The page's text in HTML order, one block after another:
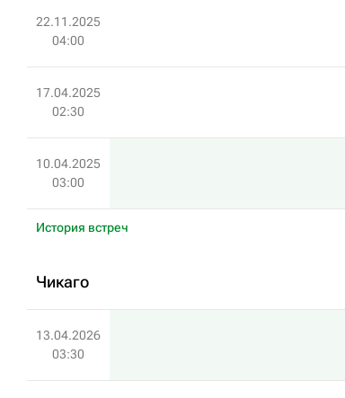
22.11.2025
04:00
17.04.2025
02:30
10.04.2025
03:00
История встреч
Чикаго
13.04.2026
03:30